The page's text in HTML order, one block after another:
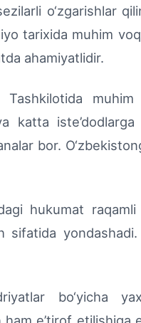
o‘zgarishlar
tarixida muhim
ahamiyatlidir.
Tashkilotida muhim
iste’dodlarga
bor.
hukumat raqamli
yondashadi.
bo‘yicha